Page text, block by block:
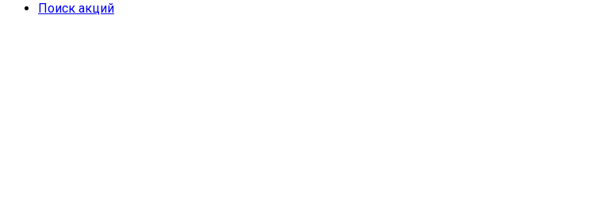
Поиск акций